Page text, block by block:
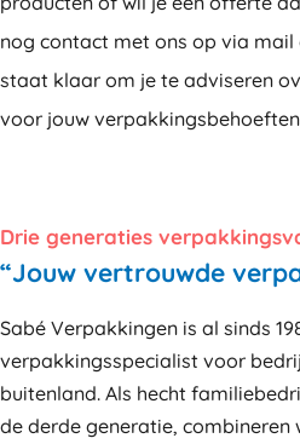
nog contact met ons op via mail
staat klaar om je te adviseren
voor jouw
Drie generaties
“Jouw vertrouwde
Sabé Verpakkingen is al sinds
verpakkingsspecialist voor
buitenland. Als hecht
de derde generatie, combineren